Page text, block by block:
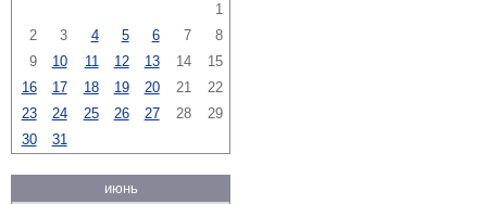
1
2
3 4 5 6 7
8
9
10 11 12 13 14
15
16
17 18 19 20 21
22
23
24 25 26 27 28
29
30
31
июнь